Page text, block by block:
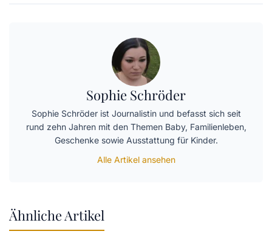
Sophie Schröder
Sophie Schröder ist Journalistin und befasst sich seit
rund zehn Jahren mit den Themen Baby, Familienleben,
Geschenke sowie Ausstattung für Kinder.
Alle Artikel ansehen
Ähnliche Artikel